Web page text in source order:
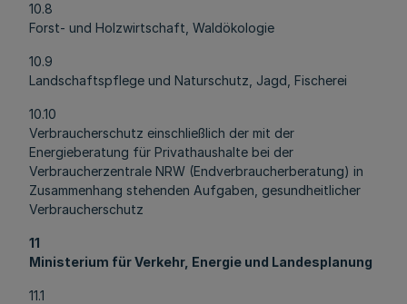
10.8
Forst- und Holzwirtschaft, Waldökologie
10.9
Landschaftspflege und Naturschutz, Jagd, Fischerei
10.10
Verbraucherschutz einschließlich der mit der
Energieberatung für Privathaushalte bei der
Verbraucherzentrale NRW (Endverbraucherberatung) in
Zusammenhang stehenden Aufgaben, gesundheitlicher
Verbraucherschutz
11
Ministerium für Verkehr, Energie und Landesplanung
11.1